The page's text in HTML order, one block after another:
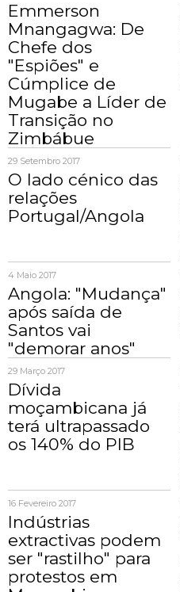
Emmerson
Mnangagwa: De
Chefe dos
"Espiões" e
Cúmplice de
Mugabe a Líder de
Transição no
Zimbábue
29 Setembro 2017
O lado cénico das
relações
Portugal/Angola
4 Maio 2017
Angola: "Mudança"
após saída de
Santos vai
"demorar anos"
29 Março 2017
Dívida
moçambicana já
terá ultrapassado
os 140% do PIB
16 Fevereiro 2017
Indústrias
extractivas podem
ser "rastilho" para
protestos em